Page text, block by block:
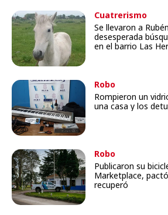
Cuatrerismo
Se llevaron a
desesperada
en el barrio Las
Robo
Rompieron un
una casa y los
Robo
Publicaron su
Marketplace,
recuperó